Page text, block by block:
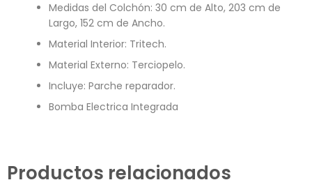
Medidas del Colchón: 30 cm de Alto, 203 cm de
Largo, 152 cm de Ancho.
Material Interior: Tritech.
Material Externo: Terciopelo.
Incluye: Parche reparador.
Bomba Electrica Integrada
Productos relacionados